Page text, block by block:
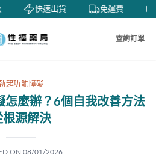
快速出貨 免運費
查詢訂單
起功能障礙
怎麼辦？6個自我改善方法
根源解決
ON 08/01/2026